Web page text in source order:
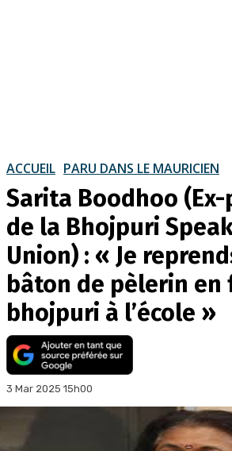
ACCUEIL PARU DANS LE MAURICIEN
Sarita Boodhoo
de la Bhojpuri
Union) : « Je
bâton de pèlerin en
bhojpuri à l’école »
3 Mar 2025 15h00